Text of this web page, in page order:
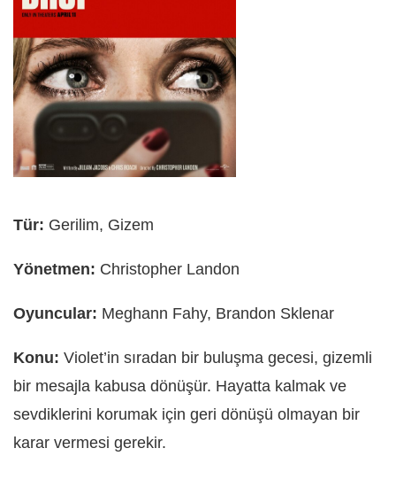
Tür: Gerilim, Gizem
Yönetmen: Christopher Landon
Oyuncular: Meghann Fahy, Brandon Sklenar
Konu: Violet’in sıradan bir buluşma gecesi, gizemli
bir mesajla kabusa dönüşür. Hayatta kalmak ve
sevdiklerini korumak için geri dönüşü olmayan bir
karar vermesi gerekir.